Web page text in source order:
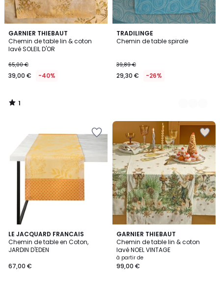
GARNIER THIEBAUT
Chemin de table lin & coton
lavé SOLEIL D'OR
65,00 €
39,00 € -40%
1
/
5
1
/
TRADILINGE
Chemin de table spirale
39,89 €
29,30 € -26%
3
Couleurs
LE JACQUARD FRANCAIS
Chemin de table en Coton,
JARDIN D'EDEN
67,00 €
3
Couleurs
GARNIER THIEBAUT
Chemin de table lin & coton
lavé NOEL VINTAGE
à partir de
99,00 €